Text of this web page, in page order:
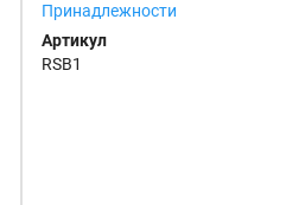
Принадлежности
Артикул
RSB1